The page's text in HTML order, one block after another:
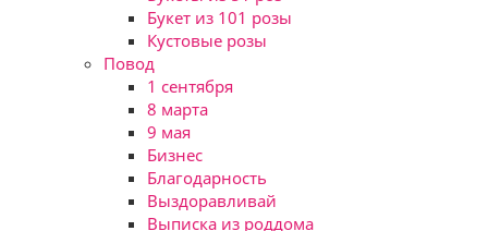
Букет из 101 розы
Кустовые розы
Повод
1 сентября
8 марта
9 мая
Бизнес
Благодарность
Выздоравливай
Выписка из роддома